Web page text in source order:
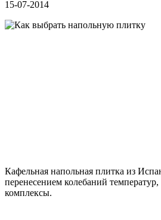
15-07-2014
Кафельная напольная плитка из
перенесением колебаний
комплексы.